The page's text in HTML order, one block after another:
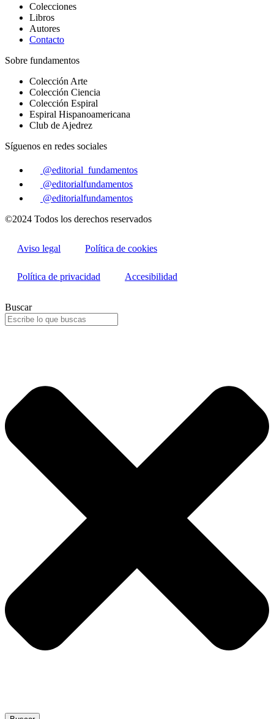
Colecciones
Libros
Autores
Contacto
Sobre fundamentos
Colección Arte
Colección Ciencia
Colección Espiral
Espiral Hispanoamericana
Club de Ajedrez
Síguenos en redes sociales
@editorial_fundamentos
@editorialfundamentos
@editorialfundamentos
©2024 Todos los derechos reservados
Aviso legal Política de cookies
Política de privacidad Accesibilidad
Buscar